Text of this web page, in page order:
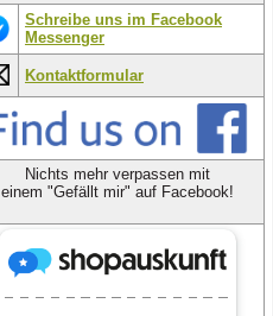
Schreibe uns im Facebook
Messenger
Kontaktformular
Nichts mehr verpassen mit
einem "Gefällt mir" auf Facebook!